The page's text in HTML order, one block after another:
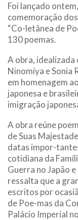
Foi lançado
comemoração
“Co-letânea de
130 poemas.
A obra,
Ninomiya e Sonia
em homenagem
japonesa e
imigração
A obra reúne
de Suas
datas impor-
cotidiana da
Guerra no Japão
ressalta que a
escritos por
de Poe-mas da
Palácio Imperial